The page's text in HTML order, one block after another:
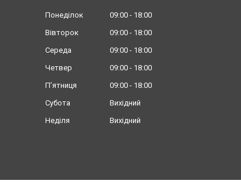
Понеділок 09:00
18:00
Вівторок
09:00
18:00
Середа
09:00
18:00
Четвер
09:00
18:00
Пʼятниця
09:00
18:00
Субота
Вихідний
Неділя
Вихідний